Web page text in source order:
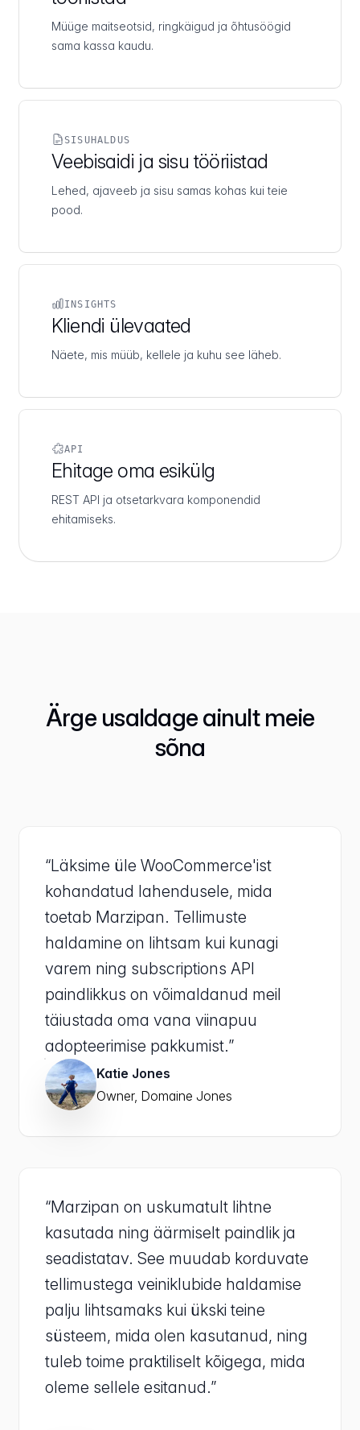
Müüge maitseotsid, ringkäigud ja õhtusöögid
sama kassa kaudu.
SISUHALDUS
Veebisaidi ja sisu tööriistad
Lehed, ajaveeb ja sisu samas kohas kui teie
pood.
INSIGHTS
Kliendi ülevaated
Näete, mis müüb, kellele ja kuhu see läheb.
API
Ehitage oma esikülg
REST API ja otsetarkvara komponendid
ehitamiseks.
Ärge usaldage ainult meie
sõna
“Läksime üle WooCommerce'ist
kohandatud lahendusele, mida
toetab Marzipan. Tellimuste
haldamine on lihtsam kui kunagi
varem ning subscriptions API
paindlikkus on võimaldanud meil
täiustada oma vana viinapuu
adopteerimise pakkumist.”
Katie Jones
Owner, Domaine Jones
“Marzipan on uskumatult lihtne
kasutada ning äärmiselt paindlik ja
seadistatav. See muudab korduvate
tellimustega veiniklubide haldamise
palju lihtsamaks kui ükski teine
süsteem, mida olen kasutanud, ning
tuleb toime praktiliselt kõigega, mida
oleme sellele esitanud.”